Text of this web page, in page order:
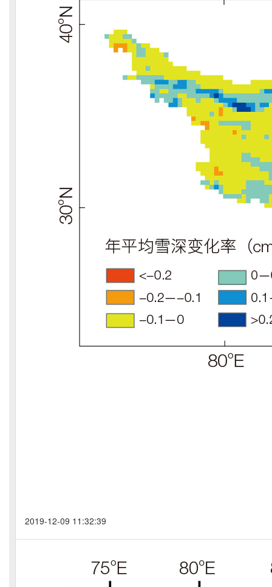
2019-12-09 11:32:39